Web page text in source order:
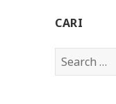
CARI
S
e